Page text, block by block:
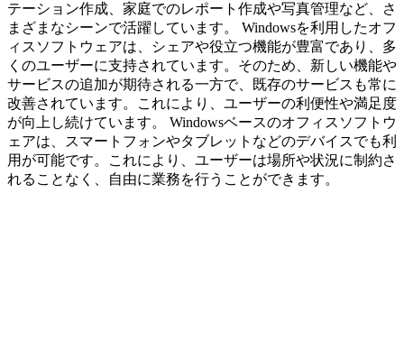
テーション作成、家庭でのレポート作成や写真管理など、さ
まざまなシーンで活躍しています。 Windowsを利用したオフ
ィスソフトウェアは、シェアや役立つ機能が豊富であり、多
くのユーザーに支持されています。そのため、新しい機能や
サービスの追加が期待される一方で、既存のサービスも常に
改善されています。これにより、ユーザーの利便性や満足度
が向上し続けています。 Windowsベースのオフィスソフトウ
ェアは、スマートフォンやタブレットなどのデバイスでも利
用が可能です。これにより、ユーザーは場所や状況に制約さ
れることなく、自由に業務を行うことができます。